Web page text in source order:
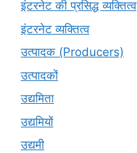
इंटरनेट की प्रसिद्ध व्यक्तित्व
इंटरनेट व्यक्तित्व
उत्पादक (Producers)
उत्पादकों
उद्यमिता
उद्यमियों
उद्यमी